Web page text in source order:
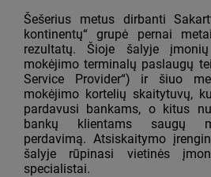
Šešerius metus dirbanti
kontinentų“ grupė pernai
rezultatų. Šioje šalyje
mokėjimo terminalų paslaugų
Service Provider“) ir šiuo
mokėjimo kortelių skaitytuvų,
pardavusi bankams, o kitus
bankų klientams saugų
perdavimą. Atsiskaitymo
šalyje rūpinasi vietinės
specialistai.